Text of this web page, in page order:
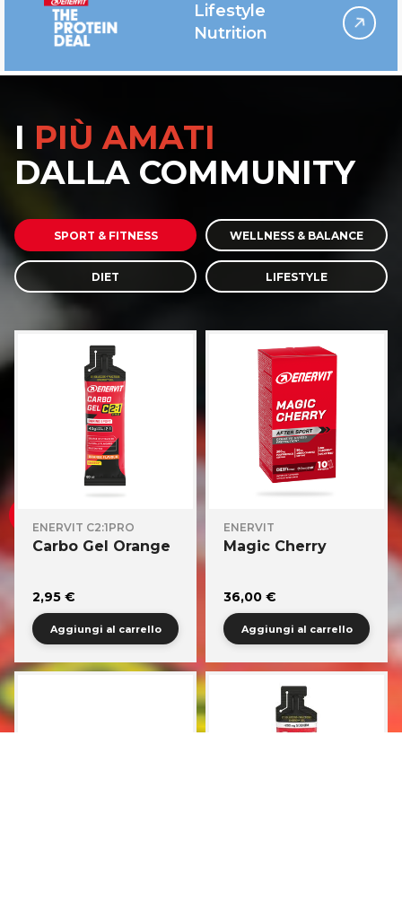
Lifestyle
Nutrition
I PIÙ AMATI
DALLA COMMUNITY
SPORT & FITNESS WELLNESS & BALANCE
DIET LIFESTYLE
ENERVIT C2:1PRO
Carbo Gel Orange
2,95 €
Aggiungi al carrello
ENERVIT
Magic Cherry
36,00 €
Aggiungi al carrello